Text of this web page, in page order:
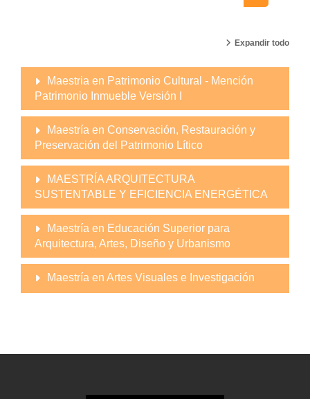
Expandir todo
Maestria en Patrimonio Cultural - Mención
Patrimonio Inmueble Versión I
Maestría en Conservación, Restauración y
Preservación del Patrimonio Lítico
MAESTRÍA ARQUITECTURA
SUSTENTABLE Y EFICIENCIA ENERGÉTICA
Maestría en Educación Superior para
Arquitectura, Artes, Diseño y Urbanismo
Maestría en Artes Visuales e Investigación